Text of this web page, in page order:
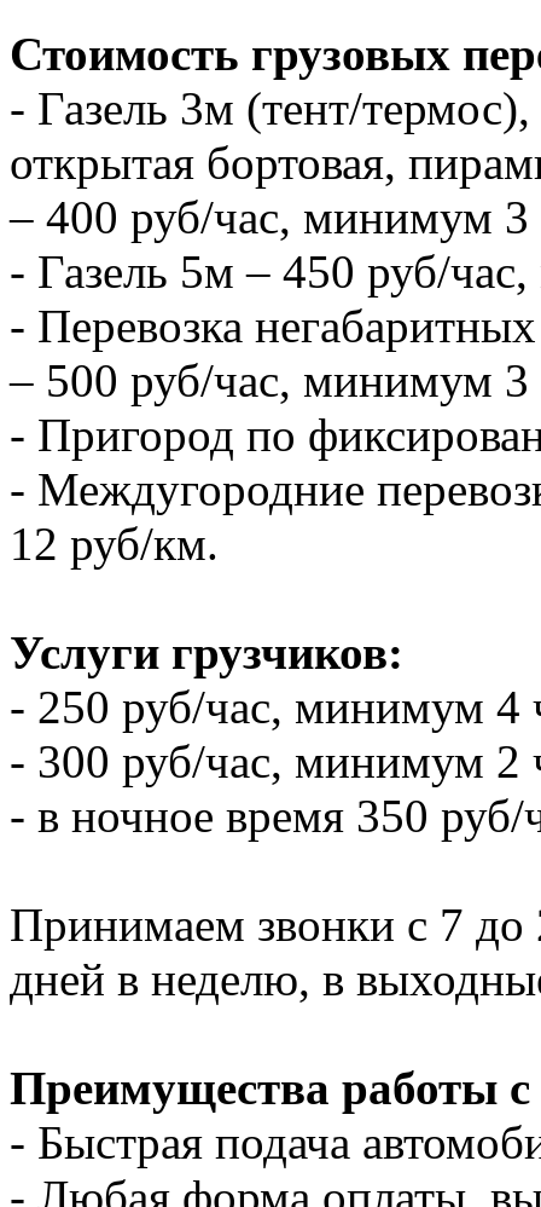
Стоимость грузовых
- Газель 3м (тент/
открытая бортовая,
– 400 руб/час, минимум 3
- Газель 5м – 450 руб/
- Перевозка
– 500 руб/час, минимум 3
- Пригород по
- Междугородние
12 руб/км.
Услуги грузчиков:
- 250 руб/час, минимум 4
- 300 руб/час, минимум 2
- в ночное время 350
Принимаем звонки с 7 до
дней в неделю, в
Преимущества работы
- Быстрая подача